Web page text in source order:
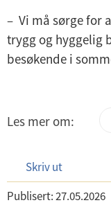
– Vi må sørge for
trygg og hyggelig
besøkende i
Les mer om:
Skriv ut
Publisert:27.05.2026